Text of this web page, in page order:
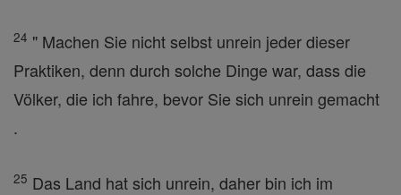
24 " Machen Sie nicht selbst unrein jeder dieser
Praktiken, denn durch solche Dinge war, dass die
Völker, die ich fahre, bevor Sie sich unrein gemacht
.
25 Das Land hat sich unrein, daher bin ich im